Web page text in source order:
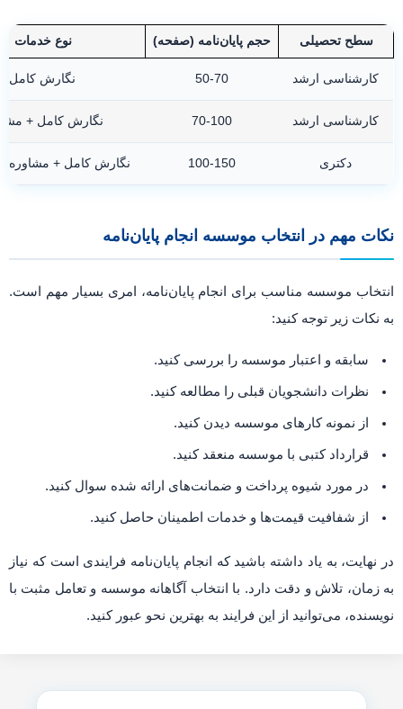
سطح تحصیلی حجم پایان‌نامه (صفحه) نوع خدمات
کارشناسی ارشد 50-70 نگارش کامل
کارشناسی ارشد 70-100 نگارش کامل +
دکتری 100-150 نگارش کامل + مشاوره
نکات مهم در انتخاب موسسه انجام پایان‌نامه
انتخاب موسسه مناسب برای انجام پایان‌نامه، امری بسیار مهم است.
به نکات زیر توجه کنید:
سابقه و اعتبار موسسه را بررسی کنید.
نظرات دانشجویان قبلی را مطالعه کنید.
از نمونه کارهای موسسه دیدن کنید.
قرارداد کتبی با موسسه منعقد کنید.
در مورد شیوه پرداخت و ضمانت‌های ارائه شده سوال کنید.
از شفافیت قیمت‌ها و خدمات اطمینان حاصل کنید.
در نهایت، به یاد داشته باشید که انجام پایان‌نامه فرایندی است که نیاز
به زمان، تلاش و دقت دارد. با انتخاب آگاهانه موسسه و تعامل مثبت با
نویسنده، می‌توانید از این فرایند به بهترین نحو عبور کنید.